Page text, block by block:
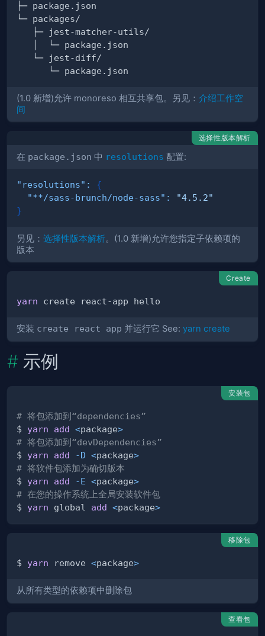
(1.0 新增)允许 monoreso 相互共享包。另见： 介绍工作空
间
选择性版本解析
在 package.json 中 resolutions 配置:
"resolutions" :
{
"**/sass-brunch/node-sass" :
"4.5.2"
}
另见： 选择性版本解析。(1.0 新增)允许您指定子依赖项的
版本
Create
yarn
安装 create react app 并运行它 See: yarn create
示例
安装包
# 将包添加到“dependencies”
$ yarn add <package>
# 将包添加到“devDependencies”
$ yarn add -D <package>
# 将软件包添加为确切版本
$ yarn add -E <package>
# 在您的操作系统上全局安装软件包
$ yarn global add <package>
移除包
$ yarn remove <package>
从所有类型的依赖项中删除包
查看包